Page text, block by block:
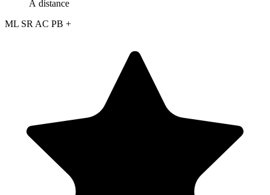
À distance
ML SR AC PB +